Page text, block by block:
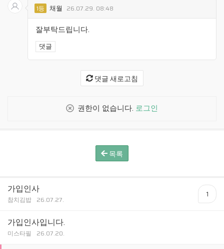
1등 채월 26.07.29. 08:48
잘부탁드립니다.
댓글
댓글 새로고침
권한이 없습니다. 로그인
목록
가입인사
참치김밥 26.07.27.
1
가입인사입니다.
미스타필 26.07.20.